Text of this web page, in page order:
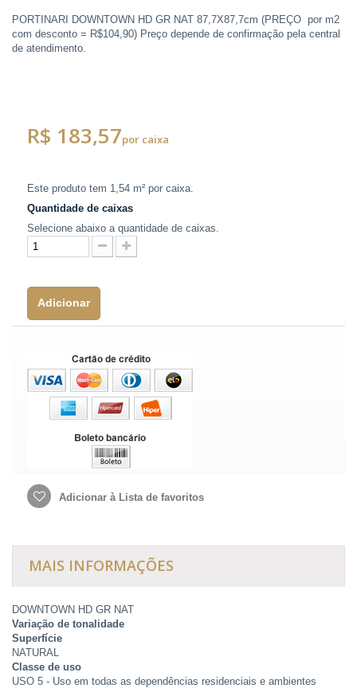
PORTINARI DOWNTOWN HD GR NAT 87,7X87,7cm (PREÇO por m2
com desconto = R$104,90) Preço depende de confirmação pela central
de atendimento.
R$ 183,57por caixa
Este produto tem 1,54 m² por caixa.
Quantidade de caixas
Selecione abaixo a quantidade de caixas.
Adicionar
Adicionar à Lista de favoritos
MAIS INFORMAÇÕES
DOWNTOWN HD GR NAT
Variação de tonalidade
Superfície
NATURAL
Classe de uso
USO 5 - Uso em todas as dependências residenciais e ambientes